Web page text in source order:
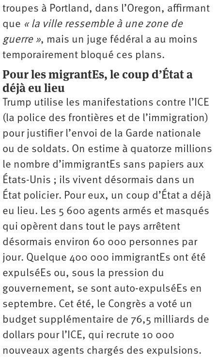
troupes à Portland, dans l’Oregon, affirmant
que « la ville ressemble à une zone de
guerre », mais un juge fédéral a au moins
temporairement bloqué ces plans.
Pour les migrantEs, le coup d’État a
déjà eu lieu
Trump utilise les manifestations contre l’ICE
(la police des frontières et de l’immigration)
pour justifier l’envoi de la Garde nationale
ou de soldats. On estime à quatorze millions
le nombre d’immigrantEs sans papiers aux
États-Unis ; ils vivent désormais dans un
État policier. Pour eux, un coup d’État a déjà
eu lieu. Les 5 600 agents armés et masqués
qui opèrent dans tout le pays arrêtent
désormais environ 60 000 personnes par
jour. Quelque 400 000 immigrantEs ont été
expulséEs ou, sous la pression du
gouvernement, se sont auto-­expulséEs en
septembre. Cet été, le Congrès a voté un
budget supplémentaire de 76,5 milliards de
dollars pour l’ICE, qui recrute 10 000
nouveaux agents chargés des expulsions.